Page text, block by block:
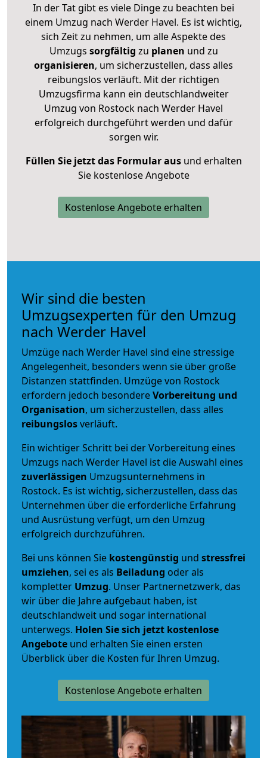
In der Tat gibt es viele Dinge zu beachten bei
einem Umzug nach Werder Havel. Es ist wichtig,
sich Zeit zu nehmen, um alle Aspekte des
Umzugs sorgfältig zu planen und zu
organisieren, um sicherzustellen, dass alles
reibungslos verläuft. Mit der richtigen
Umzugsfirma kann ein deutschlandweiter
Umzug von Rostock nach Werder Havel
erfolgreich durchgeführt werden und dafür
sorgen wir.
Füllen Sie jetzt das Formular ausund erhalten
Sie kostenlose Angebote
Kostenlose Angebote erhalten
Wir sind die besten
Umzugsexperten für den Umzug
nach Werder Havel
Umzüge nach Werder Havel sind eine stressige
Angelegenheit, besonders wenn sie über große
Distanzen stattfinden. Umzüge von Rostock
erfordern jedoch besondereVorbereitung und
Organisation, um sicherzustellen, dass alles
reibungslosverläuft.
Ein wichtiger Schritt bei der Vorbereitung eines
Umzugs nach Werder Havel ist die Auswahl eines
zuverlässigen Umzugsunternehmens in
Rostock. Es ist wichtig, sicherzustellen, dass das
Unternehmen über die erforderliche Erfahrung
und Ausrüstung verfügt, um den Umzug
erfolgreich durchzuführen.
Bei uns können Sie kostengünstig und stressfrei
umziehen, sei es als Beiladung oder als
kompletter Umzug. Unser Partnernetzwerk, das
wir über die Jahre aufgebaut haben, ist
deutschlandweit und sogar international
unterwegs. Holen Sie sich jetzt kostenlose
Angebote und erhalten Sie einen ersten
Überblick über die Kosten für Ihren Umzug.
Kostenlose Angebote erhalten